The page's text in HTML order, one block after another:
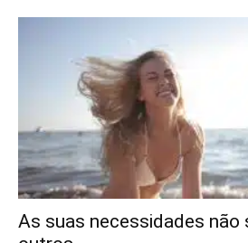
As suas necessidades não